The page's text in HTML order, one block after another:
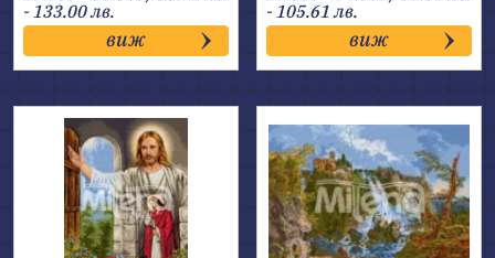
range:
29.00€
through
68.00€
- 133.00 лв.
виж
range:
27.00€
through
54.00€
- 105.61 лв.
виж